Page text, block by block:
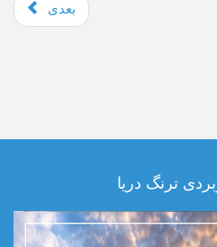
بعدی
ترنگ دریا